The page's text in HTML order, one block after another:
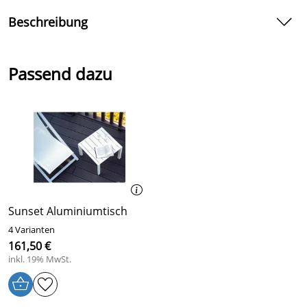
Beschreibung
Gesundliege Florida ist aus Aluminium gefertigt, der
Sitzkkorb aus stahl-verzinkt und hohlraumgeschützt. Die
Aluminium-Gesundliege Florida ist für den ganzjährigen
Einsatz im In- und Outdoorbereich geeignet. Komfort,
Stabilität und Langlebigkeit sind für die Aluminium-
Gesundliege Florida und Stapelliege selbstverständlich.
Details zur Aluminium-Gesundliege Florida:
Gestell der Aluminium-Gesundliege Florida aus
Aluminium, das Korboberteil ist verzinkt und extrem
stabil
große Farbvielfalt und Gestaltungsmöglichkeiten
Passend dazu
Sunset Aluminiumtisch
4 Varianten
161,50 €
inkl. 19% MwSt.